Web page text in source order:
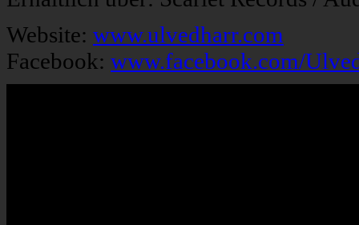
Website: www.ulvedharr.com
Facebook: www.facebook.com/